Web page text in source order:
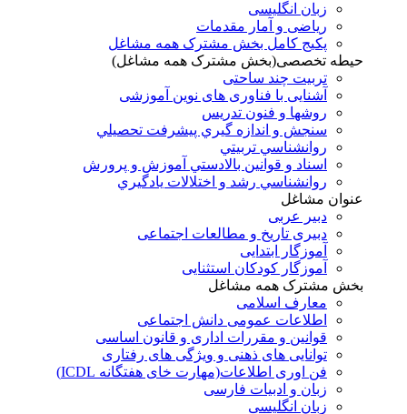
زبان انگلیسی
ریاضی و آمار مقدمات
پکیج کامل بخش مشترک همه مشاغل
حیطه تخصصی(بخش مشترک همه مشاغل)
تربیت چند ساحتی
آشنایی با فناوری های نوین آموزشی
روشها و فنون تدريس
سنجش و اندازه گيري پيشرفت تحصيلي
روانشناسي تربيتي
اسناد و قوانين بالادستي آموزش و پرورش
روانشناسي رشد و اختلالات يادگيري
عنوان مشاغل
دبير عربی
دبیری تاریخ و مطالعات اجتماعی
آموزگار ابتدایی
آموزگار کودکان استثنایی
بخش مشترک همه مشاغل
معارف اسلامی
اطلاعات عمومی دانش اجتماعی
قوانین و مقررات اداری و قانون اساسی
توانایی های ذهنی و ویژگی های رفتاری
فن اوری اطلاعات(مهارت خای هفتگانه ICDL)
زبان و ادبیات فارسی
زبان انگلیسی